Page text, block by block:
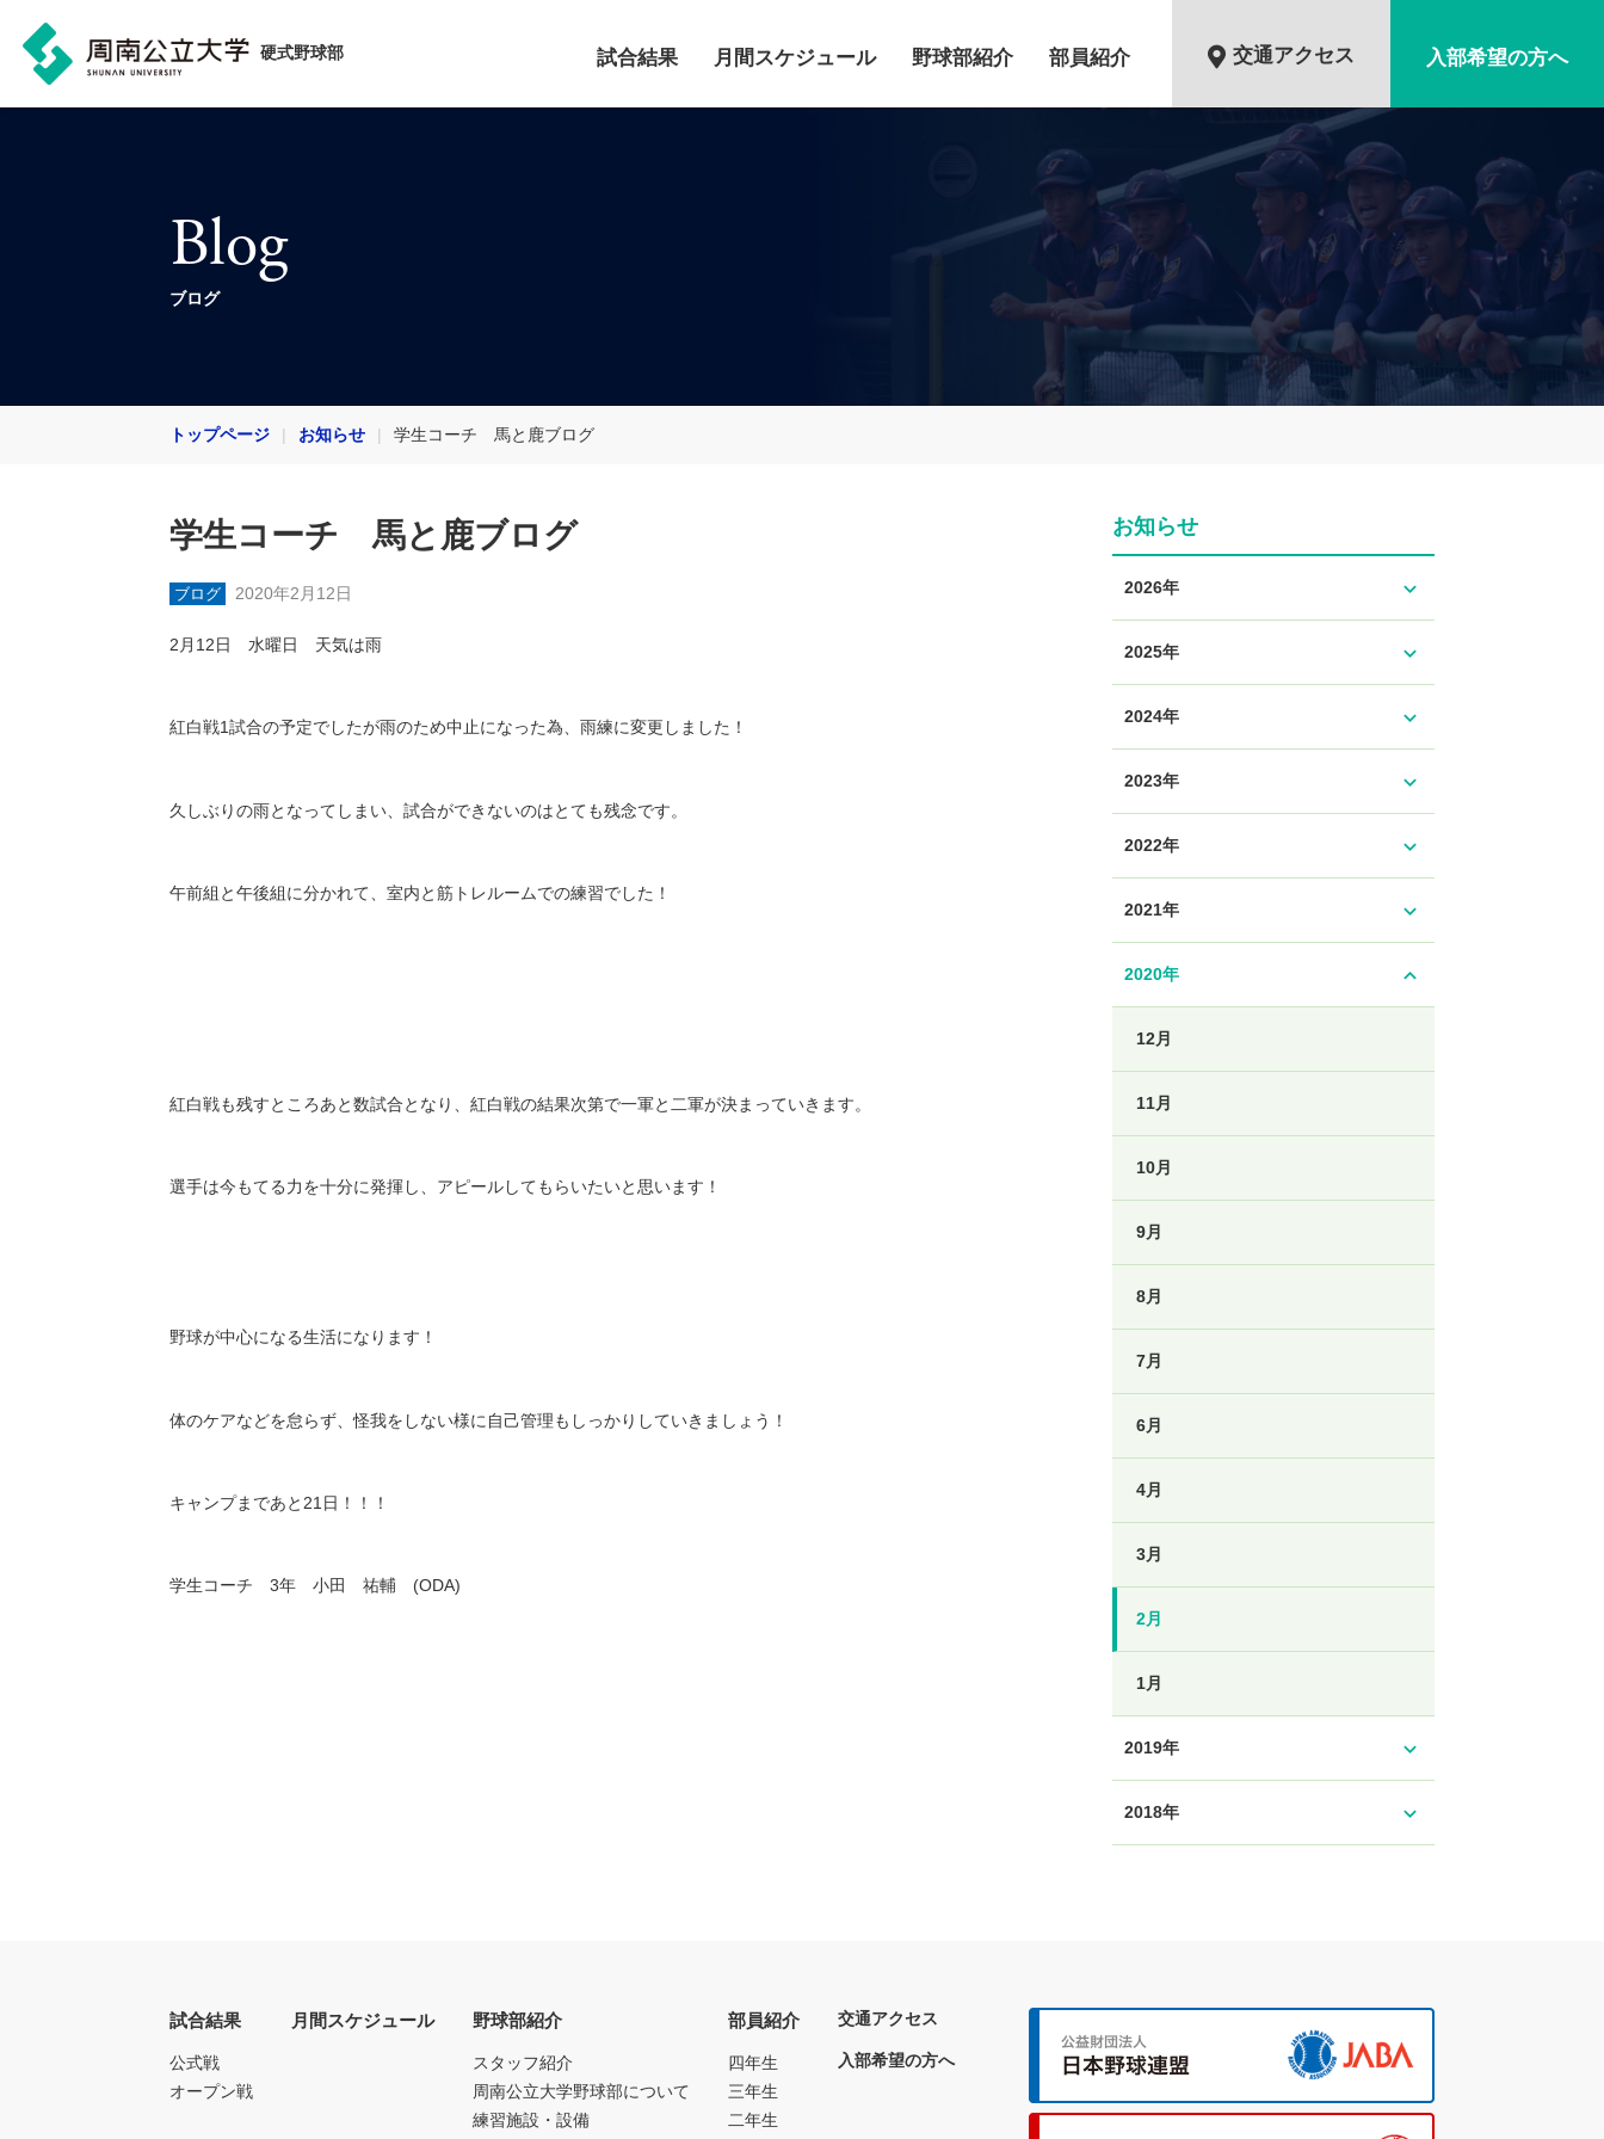
硬式野球部 試合結果 月間スケジュール 野球部紹介 部員紹介 交通アクセス 入部希望の方へ
Blog
ブログ
トップページ お知らせ 学生コーチ 馬と鹿ブログ
学生コーチ 馬と鹿ブログ
ブログ 2020年2月12日
2 月 12日 水曜日 天気は雨
紅白戦1試合の予定でしたが雨のため中止になった為、雨練に変更しました！
久しぶりの雨となってしまい、試合ができないのはとても残念です。
午前組と午後組に分かれて、室内と筋トレルームでの練習でした！
紅白戦も残すところあと数試合となり、紅白戦の結果次第で一軍と二軍が決まっていきます。
選手は今もてる力を十分に発揮し、アピールしてもらいたいと思います！
野球が中心になる生活になります！
体のケアなどを怠らず、怪我をしない様に自己管理もしっかりしていきましょう！
キャンプまであと 21 日！！！
学生コーチ 3年 小田 祐輔 (ODA)
お知らせ
2026年 expand_more
2025年 expand_more
2024年 expand_more
2023年 expand_more
2022年 expand_more
2021年 expand_more
2020年 expand_less
12月
11月
10月
9月
8月
7月
6月
4月
3月
2月
1月
2019年 expand_more
2018年 expand_more
試合結果
公式戦
オープン戦
月間スケジュール 野球部紹介
スタッフ紹介
周南公立大学野球部について
練習施設・設備
部員紹介
四年生
三年生
二年生
交通アクセス
入部希望の方へ